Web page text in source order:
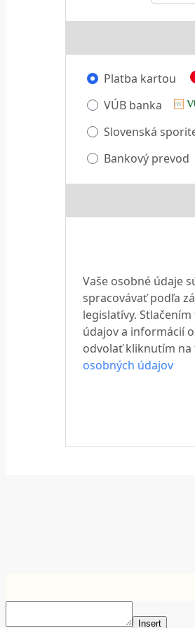
Platba kartou
VÚB banka
Slovenská
Bankový prevod
Vaše osobné údaje
spracovávať podľa
legislatívy.
údajov a informácií
odvolať kliknutím na
osobných údajov
Insert